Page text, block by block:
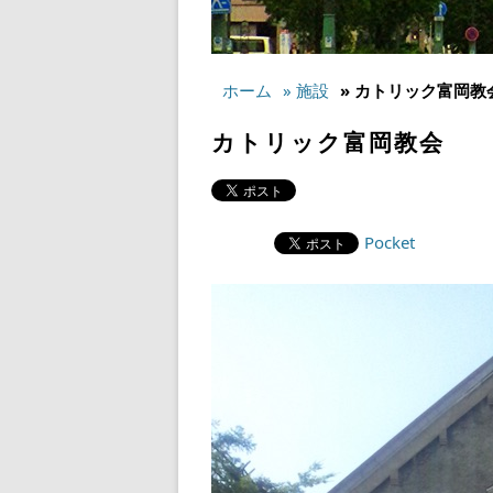
ホーム » 施設 » カトリック富岡教
カトリック富岡教会
Pocket